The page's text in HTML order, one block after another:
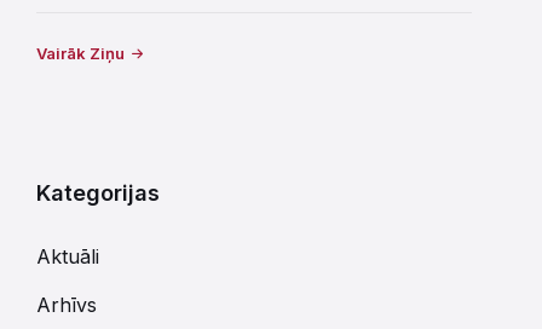
Vairāk Ziņu
Kategorijas
Aktuāli
Arhīvs